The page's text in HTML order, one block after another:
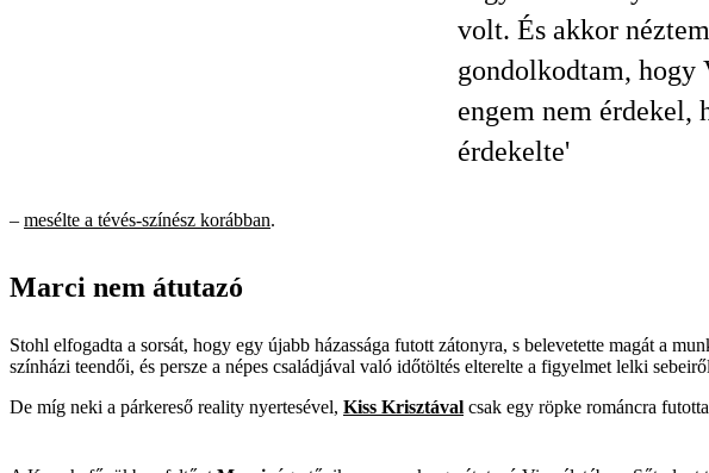
volt. És akkor
gondolkodtam, hogy
engem nem érdekel,
érdekelte'
– mesélte a tévés-színész korábban.
Marci nem átutazó
Stohl elfogadta a sorsát, hogy egy újabb házassága futott zátonyra, s belevetette magát a
színházi teendői, és persze a népes családjával való időtöltés elterelte a figyelmet lelki
De míg neki a párkereső reality nyertesével, Kiss Krisztával csak egy röpke románcra